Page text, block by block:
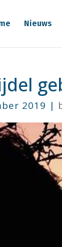
Nieuws
2019 |